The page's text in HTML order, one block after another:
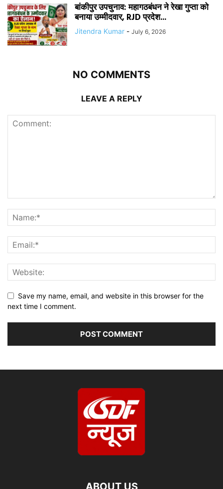
बांकीपुर उपचुनाव: महागठबंधन ने रेखा गुप्ता को
बनाया उम्मीदवार, RJD प्रदेश...
Jitendra Kumar - July 6, 2026
NO COMMENTS
LEAVE A REPLY
Save my name, email, and website in this browser for the
next time I comment.